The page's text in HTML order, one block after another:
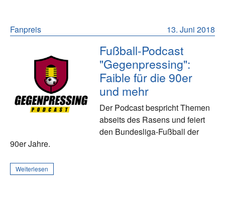
13. Juni 2018
Fanpreis
Fußball-Podcast
"Gegenpressing":
Faible für die 90er
und mehr
Der Podcast bespricht Themen
abseits des Rasens und feiert
den Bundesliga-Fußball der
90er Jahre.
Weiterlesen